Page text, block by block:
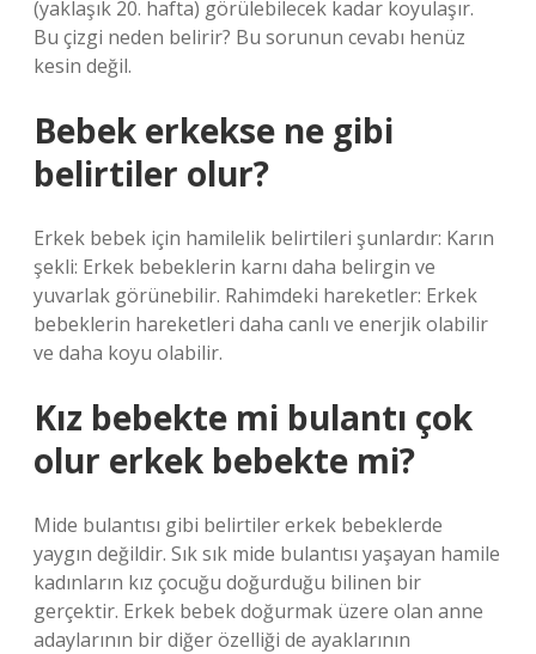
(yaklaşık 20. hafta) görülebilecek kadar koyulaşır.
Bu çizgi neden belirir? Bu sorunun cevabı henüz
kesin değil.
Bebek erkekse ne gibi
belirtiler olur?
Erkek bebek için hamilelik belirtileri şunlardır: Karın
şekli: Erkek bebeklerin karnı daha belirgin ve
yuvarlak görünebilir. Rahimdeki hareketler: Erkek
bebeklerin hareketleri daha canlı ve enerjik olabilir
ve daha koyu olabilir.
Kız bebekte mi bulantı çok
olur erkek bebekte mi?
Mide bulantısı gibi belirtiler erkek bebeklerde
yaygın değildir. Sık sık mide bulantısı yaşayan hamile
kadınların kız çocuğu doğurduğu bilinen bir
gerçektir. Erkek bebek doğurmak üzere olan anne
adaylarının bir diğer özelliği de ayaklarının